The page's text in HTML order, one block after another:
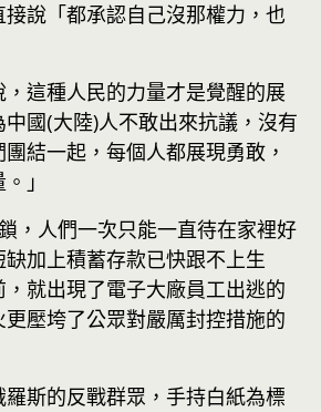
說「都承認自己沒那權力，也
這種人民的力量才是覺醒的展
國(大陸)人不敢出來抗議，沒有
結一起，每個人都展現勇敢，
」
，人們一次只能一直待在家裡好
加上積蓄存款已快跟不上生
就出現了電子大廠員工出逃的
壓垮了公眾對嚴厲封控措施的
斯的反戰群眾，手持白紙為標